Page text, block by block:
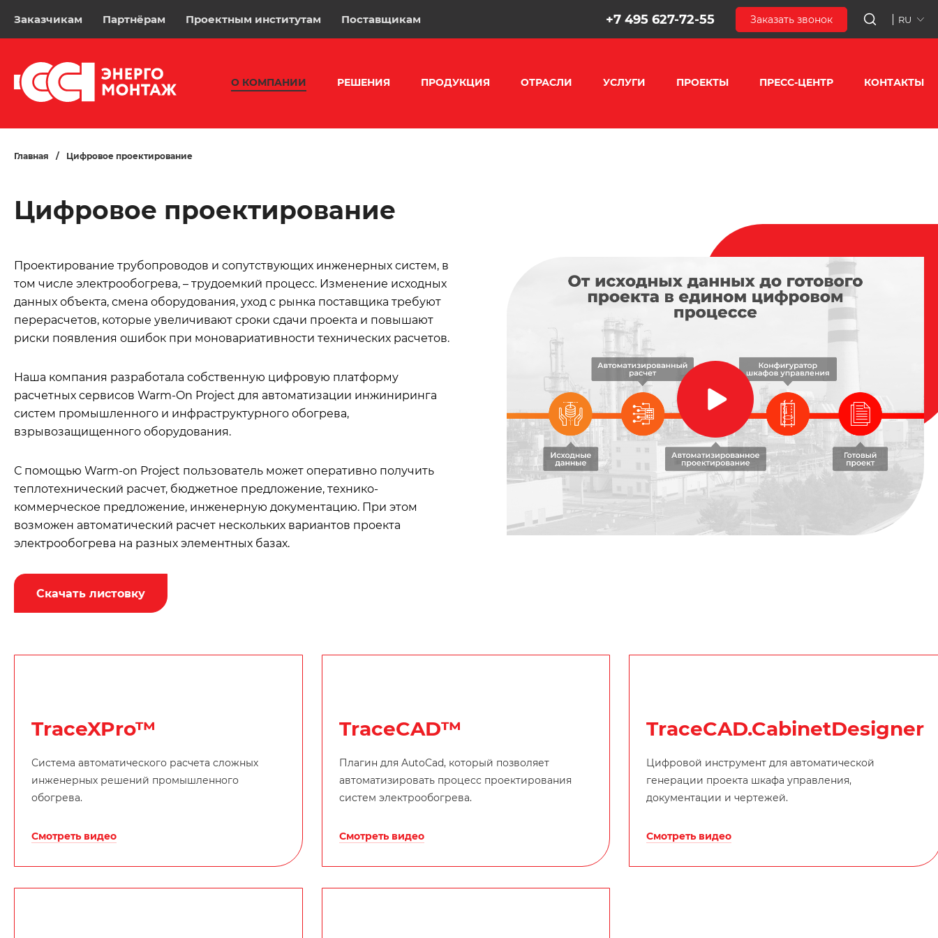
Заказчикам Партнёрам Проектным институтам Поставщикам +7 495 627-72-55 Заказать звонок RU
О КОМПАНИИ РЕШЕНИЯ ПРОДУКЦИЯ ОТРАСЛИ УСЛУГИ ПРОЕКТЫ ПРЕСС-ЦЕНТР КОНТАКТЫ
Главная / Цифровое проектирование
Цифровое проектирование
Проектирование трубопроводов и сопутствующих инженерных систем, в
том числе электрообогрева, – трудоемкий процесс. Изменение исходных
данных объекта, смена оборудования, уход с рынка поставщика требуют
перерасчетов, которые увеличивают сроки сдачи проекта и повышают
риски появления ошибок при моновариативности технических расчетов.
Наша компания разработала собственную цифровую платформу
расчетных сервисов Warm-On Project для автоматизации инжиниринга
систем промышленного и инфраструктурного обогрева,
взрывозащищенного оборудования.
С помощью Warm-on Project пользователь может оперативно получить
теплотехнический расчет, бюджетное предложение, технико-
коммерческое предложение, инженерную документацию. При этом
возможен автоматический расчет нескольких вариантов проекта
электрообогрева на разных элементных базах.
Скачать листовку
TraceXPro™
Система автоматического расчета сложных
инженерных решений промышленного
обогрева.
Смотреть видео
TraceCAD™
Плагин для AutoCad, который позволяет
автоматизировать процесс проектирования
систем электрообогрева.
Смотреть видео
TraceCAD.CabinetDesigner
Цифровой инструмент для автоматической
генерации проекта шкафа управления,
документации и чертежей.
Смотреть видео